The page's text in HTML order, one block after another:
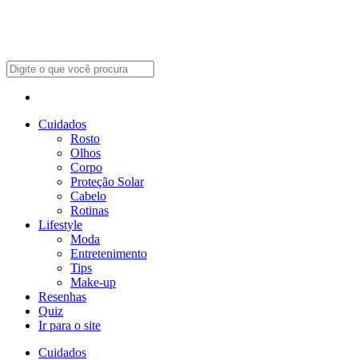
Cuidados
Rosto
Olhos
Corpo
Proteção Solar
Cabelo
Rotinas
Lifestyle
Moda
Entretenimento
Tips
Make-up
Resenhas
Quiz
Ir para o site
Cuidados